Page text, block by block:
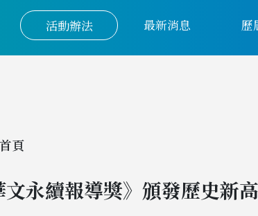
活動辦法 最新消息 歷
頁
文永續報導獎》頒發歷史新